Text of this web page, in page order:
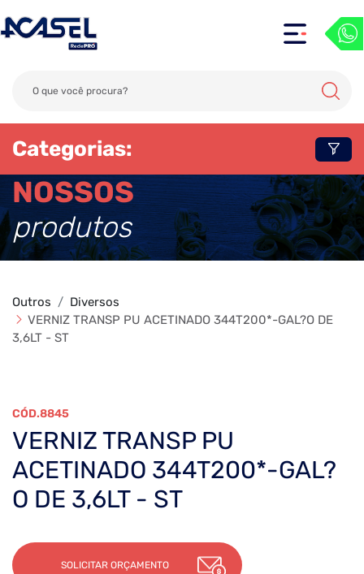
Categorias:
NOSSOS
produtos
Outros
Diversos
VERNIZ TRANSP PU ACETINADO 344T200*-GAL?O DE
3,6LT - ST
8845
VERNIZ TRANSP PU
ACETINADO 344T200*-GAL?
O DE 3,6LT - ST
SOLICITAR ORÇAMENTO